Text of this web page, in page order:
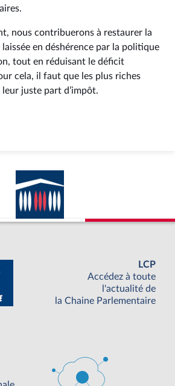
nous contribuerons à restaurer la
en déshérence par la politique
tout en réduisant le déficit
cela, il faut que les plus riches
leur juste part d’impôt.
LCP
Accédez à toute
l'actualité de
la Chaine Parlementaire